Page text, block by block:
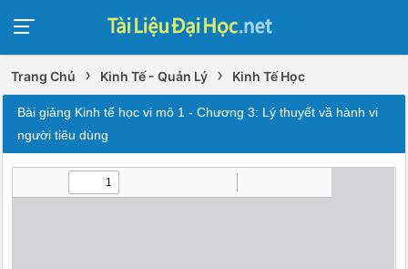
Trang Chủ › Kinh Tế - Quản Lý › Kinh Tế Học
Bài giảng Kinh tế học vi mô 1 - Chương 3: Lý thuyết vầ hành vi
người tiêu dùng